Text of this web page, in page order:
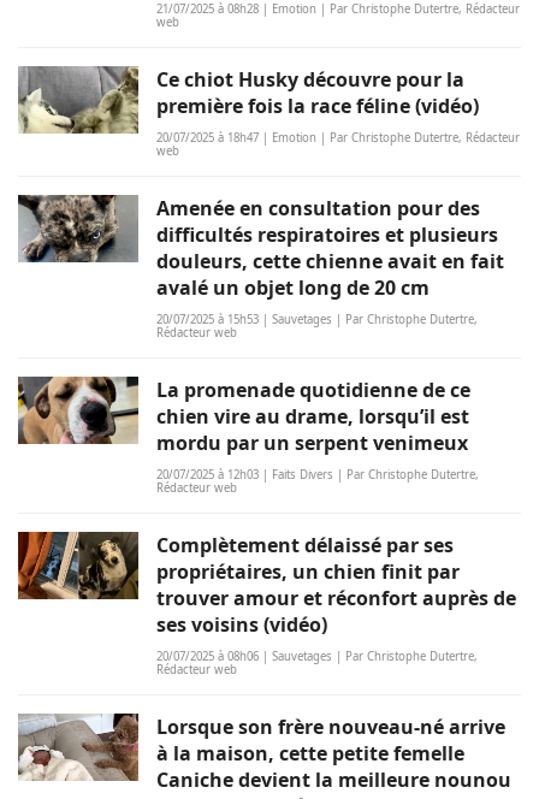
21/07/2025 à 08h28 | Emotion | Par Christophe Dutertre, Rédacteur
web
Ce chiot Husky découvre pour la
première fois la race féline (vidéo)
20/07/2025 à 18h47 | Emotion | Par Christophe Dutertre, Rédacteur
web
Amenée en consultation pour des
difficultés respiratoires et plusieurs
douleurs, cette chienne avait en fait
avalé un objet long de 20 cm
20/07/2025 à 15h53 | Sauvetages | Par Christophe Dutertre,
Rédacteur web
La promenade quotidienne de ce
chien vire au drame, lorsqu’il est
mordu par un serpent venimeux
20/07/2025 à 12h03 | Faits Divers | Par Christophe Dutertre,
Rédacteur web
Complètement délaissé par ses
propriétaires, un chien finit par
trouver amour et réconfort auprès de
ses voisins (vidéo)
20/07/2025 à 08h06 | Sauvetages | Par Christophe Dutertre,
Rédacteur web
Lorsque son frère nouveau-né arrive
à la maison, cette petite femelle
Caniche devient la meilleure nounou